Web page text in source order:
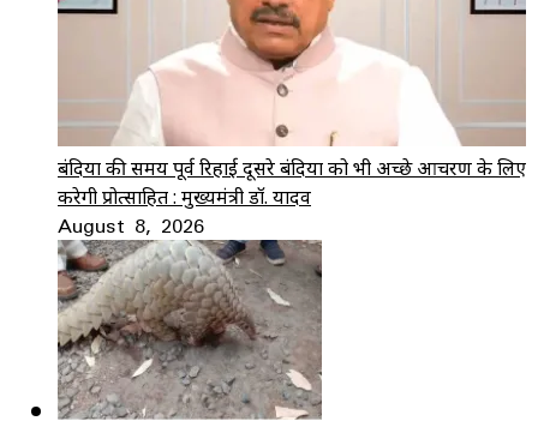
बंदियों की समय पूर्व रिहाई दूसरे बंदियों को भी अच्छे आचरण के लिए
करेगी प्रोत्साहित : मुख्यमंत्री डॉ. यादव
August 8, 2026